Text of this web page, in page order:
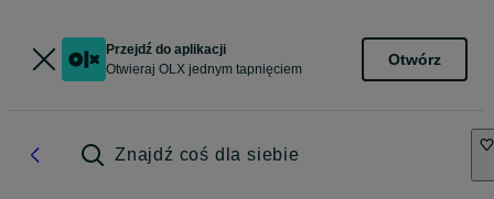
Przejdź do aplikacji
Otwieraj OLX jednym tapnięciem
Otwórz
Znajdź coś dla siebie